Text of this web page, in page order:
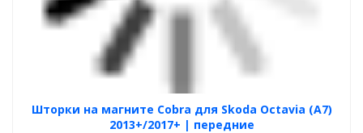
Шторки на магните Cobra для Skoda Octavia (A7)
2013+/2017+ | передние